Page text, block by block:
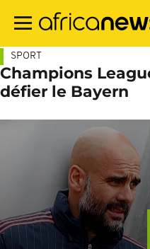
contenu
SPORT
Champions
défier le Bayern